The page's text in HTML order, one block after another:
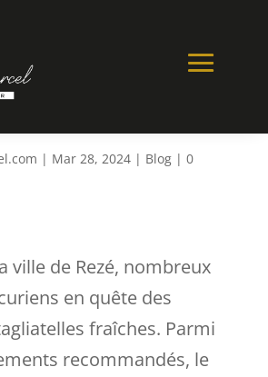
des
Fraîches à
| Mar 28, 2024| Blog| 0
ville de Rezé, nombreux
en quête des
fraîches. Parmi
recommandés, le